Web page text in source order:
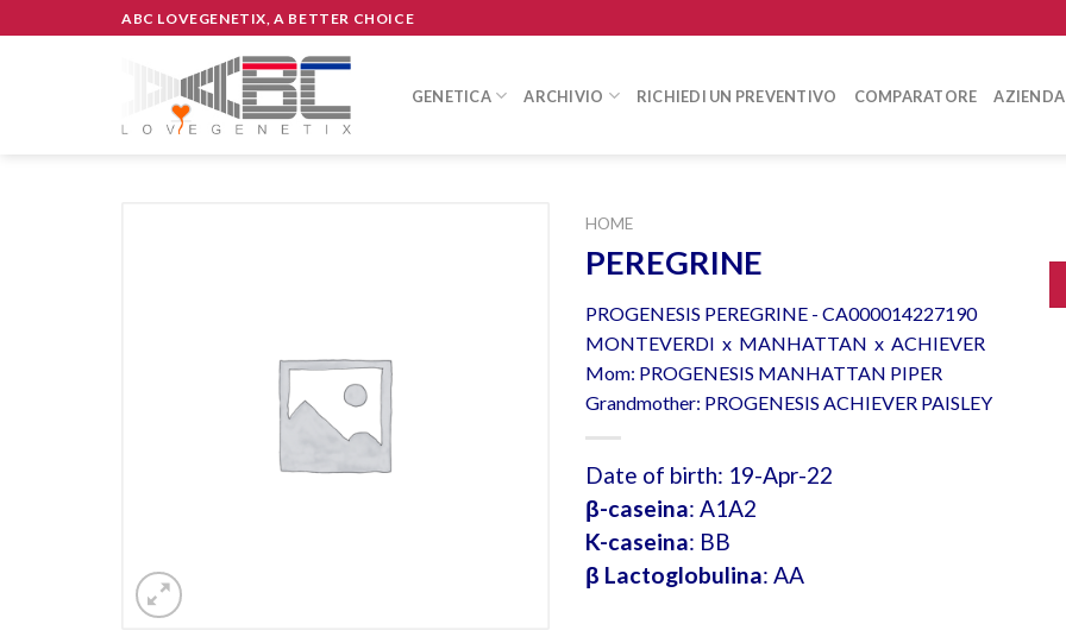
to
ABC LOVEGENETIX, A BETTER CHOICE
GENETICA ARCHIVIO RICHIEDI UN PREVENTIVO COMPARATORE AZIENDA
HOME
PEREGRINE
PROGENESIS PEREGRINE - CA000014227190
MONTEVERDI x MANHATTAN x ACHIEVER
Mom: PROGENESIS MANHATTAN PIPER
Grandmother: PROGENESIS ACHIEVER PAISLEY
Date of birth: 19-Apr-22
β-caseina: A1A2
K-caseina: BB
β Lactoglobulina: AA